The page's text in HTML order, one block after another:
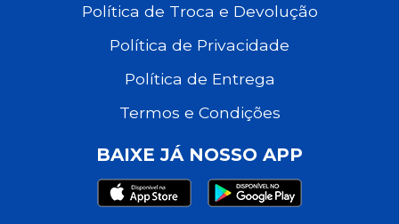
Política de Troca e Devolução
Política de Privacidade
Política de Entrega
Termos e Condições
BAIXE JÁ NOSSO APP